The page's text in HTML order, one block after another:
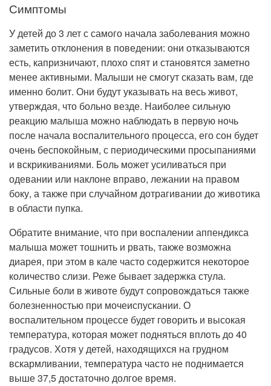
Симптомы
У детей до 3 лет с самого начала заболевания можно
заметить отклонения в поведении: они отказываются
есть, капризничают, плохо спят и становятся заметно
менее активными. Малыши не смогут сказать вам, где
именно болит. Они будут указывать на весь живот,
утверждая, что больно везде. Наиболее сильную
реакцию малыша можно наблюдать в первую ночь
после начала воспалительного процесса, его сон будет
очень беспокойным, с периодическими просыпаниями
и вскрикиваниями. Боль может усиливаться при
одевании или наклоне вправо, лежании на правом
боку, а также при случайном дотрагивании до животика
в области пупка.
Обратите внимание, что при воспалении аппендикса
малыша может тошнить и рвать, также возможна
диарея, при этом в кале часто содержится некоторое
количество слизи. Реже бывает задержка стула.
Сильные боли в животе будут сопровождаться также
болезненностью при мочеиспускании. О
воспалительном процессе будет говорить и высокая
температура, которая может подняться вплоть до 40
градусов. Хотя у детей, находящихся на грудном
вскармливании, температура часто не поднимается
выше 37,5 достаточно долгое время.